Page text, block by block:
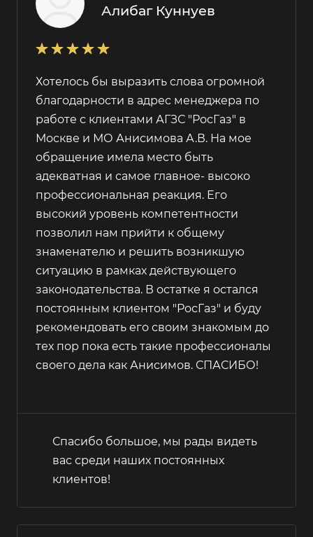
Алибаг Куннуев
Хотелось бы выразить слова огромной
благодарности в адрес менеджера по
работе с клиентами АГЗС "РосГаз" в
Москве и МО Анисимова А.В. На мое
обращение имела место быть
адекватная и самое главное- высоко
профессиональная реакция. Его
высокий уровень компетентности
позволил нам прийти к общему
знаменателю и решить возникшую
ситуацию в рамках действующего
законодательства. В остатке я остался
постоянным клиентом "РосГаз" и буду
рекомендовать его своим знакомым до
тех пор пока есть такие профессионалы
своего дела как Анисимов. СПАСИБО!
Спасибо большое, мы рады видеть
вас среди наших постоянных
клиентов!